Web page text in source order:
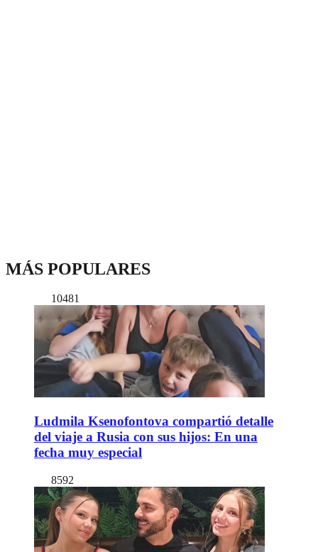
MÁS POPULARES
10481
Ludmila Ksenofontova compartió detalle
del viaje a Rusia con sus hijos: En una
fecha muy especial
8592